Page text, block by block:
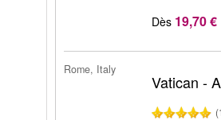
Dès 19,70 €
Rome, Italy
Vatican -